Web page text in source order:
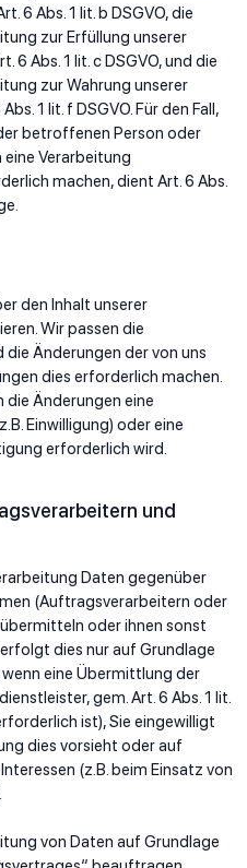
6 Abs. 1 lit. b DSGVO, die
zur Erfüllung unserer
Abs. 1 lit. c DSGVO, und die
zur Wahrung unserer
1 lit. f DSGVO. Für den Fall,
betroffenen Person oder
Verarbeitung
machen, dient Art. 6 Abs.
den Inhalt unserer
Wir passen die
Änderungen der von uns
dies erforderlich machen.
die Änderungen eine
Einwilligung) oder eine
erforderlich wird.
und
Daten gegenüber
(Auftragsverarbeitern oder
oder ihnen sonst
dies nur auf Grundlage
eine Übermittlung der
gem. Art. 6 Abs. 1 lit.
ist), Sie eingewilligt
dies vorsieht oder auf
(z.B. beim Einsatz von
von Daten auf Grundlage